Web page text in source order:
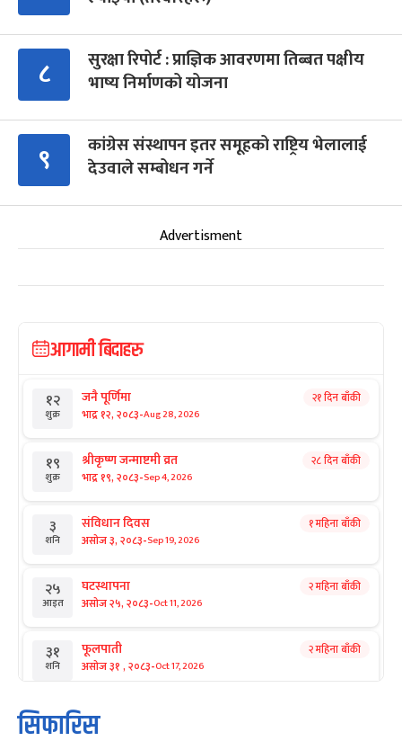
८
सुरक्षा रिपोर्ट : प्राज्ञिक आवरणमा तिब्बत पक्षीय
भाष्य निर्माणको योजना
९
कांग्रेस संस्थापन इतर समूहको राष्ट्रिय भेलालाई
देउवाले सम्बोधन गर्ने
Advertisment
आगामी बिदाहरु
१२
शुक्र
जनै पूर्णिमा
भाद्र १२, २०८३-Aug 28, 2026
२१ दिन बाँकी
१९
शुक्र
श्रीकृष्ण जन्माष्टमी व्रत
भाद्र १९, २०८३-Sep 4, 2026
२८ दिन बाँकी
३
शनि
संविधान दिवस
असोज ३, २०८३-Sep 19, 2026
१ महिना बाँकी
२५
आइत
घटस्थापना
असोज २५, २०८३-Oct 11, 2026
२ महिना बाँकी
३१
शनि
फूलपाती
असोज ३१ , २०८३-Oct 17, 2026
२ महिना बाँकी
१
आइत
कार्तिक सङ्क्रान्ति
कार्तिक १, २०८३
सिफारिस